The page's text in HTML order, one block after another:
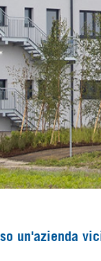
un'azienda